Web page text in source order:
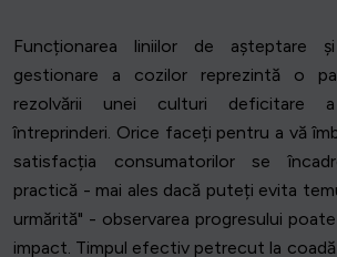
Funcționarea liniilor de așteptare
gestionare a cozilor reprezintă o
rezolvării unei culturi deficitare
întreprinderi. Orice faceți pentru a vă
satisfacția consumatorilor se
practică - mai ales dacă puteți evita
urmărită" - observarea progresului
impact. Timpul efectiv petrecut la coadă